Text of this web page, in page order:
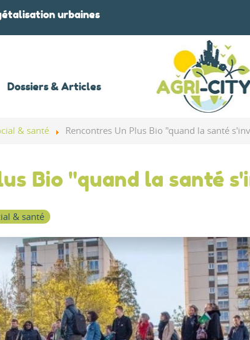
urbaines
Dossiers & Articles
& santé Rencontres Un Plus Bio "quand la santé
Bio "quand la santé
& santé